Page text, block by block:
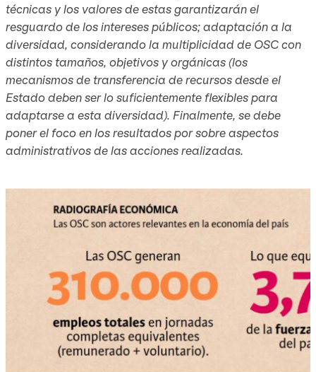
técnicas y los valores de estas garantizarán el
resguardo de los intereses públicos; adaptación a la
diversidad, considerando la multiplicidad de OSC con
distintos tamaños, objetivos y orgánicas (los
mecanismos de transferencia de recursos desde el
Estado deben ser lo suficientemente flexibles para
adaptarse a esta diversidad). Finalmente, se debe
poner el foco en los resultados por sobre aspectos
administrativos de las acciones realizadas.